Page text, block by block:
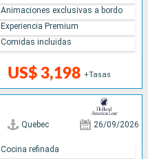
US$ 3,198 +Tasas
Animaciones exclusivas a bordo
Experiencia Premium
Comidas incluidas
Quebec 26/09/2026
Cocina refinada